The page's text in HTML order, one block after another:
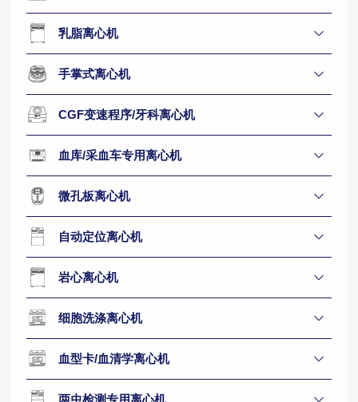
乳脂离心机
手掌式离心机
CGF变速程序/牙科离心机
血库/采血车专用离心机
微孔板离心机
自动定位离心机
岩心离心机
细胞洗涤离心机
血型卡/血清学离心机
两虫检测专用离心机